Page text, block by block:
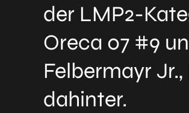
der LMP2-
Oreca 07 #9
Felbermayr
dahinter.